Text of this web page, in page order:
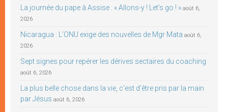
La journée du pape à Assise : « Allons-y ! Let’s go ! » août 6,
2026
Nicaragua : L’ONU exige des nouvelles de Mgr Mata août 6,
2026
Sept signes pour repérer les dérives sectaires du coaching
août 6, 2026
La plus belle chose dans la vie, c’est d’être pris par la main
par Jésus août 6, 2026